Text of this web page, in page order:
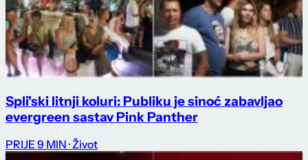
Spli'ski litnji koluri: Publiku je sinoć zabavljao
evergreen sastav Pink Panther
PRIJE 9 MIN · Život